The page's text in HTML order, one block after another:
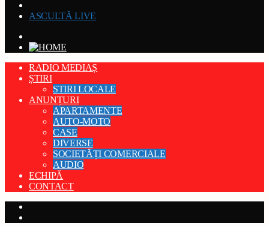
ASCULTĂ LIVE
RADIO MEDIAȘ
ȘTIRI
STIRI LOCALE
ANUNȚURI
APARTAMENTE
AUTO-MOTO
CASE
DIVERSE
SOCIETĂȚI COMERCIALE
AUDIO
ECHIPĂ
CONTACT